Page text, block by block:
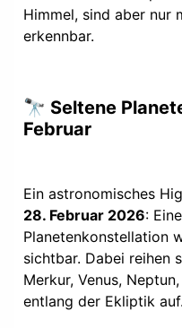
Himmel, sind aber nur
erkennbar.
🔭 Seltene
Februar
Ein astronomisches
28. Februar 2026:
Planetenkonstellation
sichtbar. Dabei reihen
Merkur, Venus,
entlang der Ekliptik auf.